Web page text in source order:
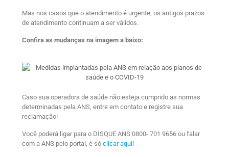
Mas nos casos que o atendimento é urgente, os antigos prazos
de atendimento continuam a ser válidos.
Confira as mudanças na imagem a baixo:
Caso sua operadora de saúde não esteja cumprido as normas
determinadas pela ANS, entre em contato e registre sua
reclamação!
Você poderá ligar para o DISQUE ANS 0800- 701 9656 ou falar
com a ANS pelo portal, é só clicar aqui!